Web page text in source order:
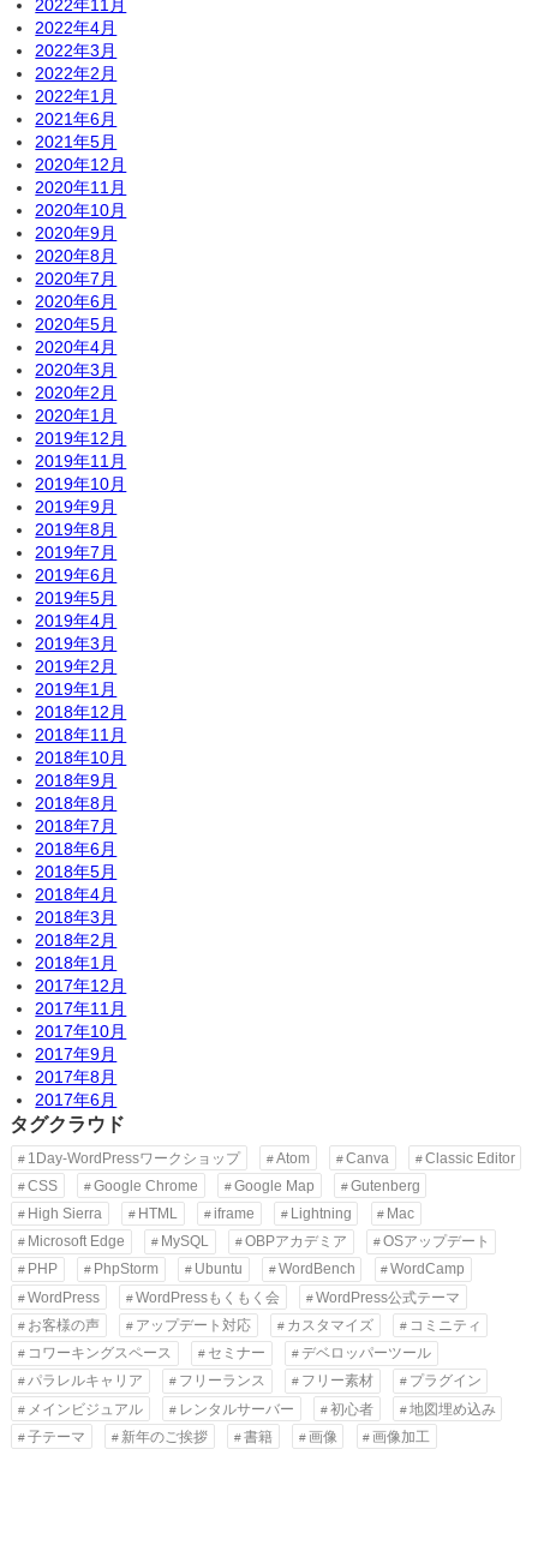
2022年11月
2022年4月
2022年3月
2022年2月
2022年1月
2021年6月
2021年5月
2020年12月
2020年11月
2020年10月
2020年9月
2020年8月
2020年7月
2020年6月
2020年5月
2020年4月
2020年3月
2020年2月
2020年1月
2019年12月
2019年11月
2019年10月
2019年9月
2019年8月
2019年7月
2019年6月
2019年5月
2019年4月
2019年3月
2019年2月
2019年1月
2018年12月
2018年11月
2018年10月
2018年9月
2018年8月
2018年7月
2018年6月
2018年5月
2018年4月
2018年3月
2018年2月
2018年1月
2017年12月
2017年11月
2017年10月
2017年9月
2017年8月
2017年6月
タグクラウド
1Day-WordPressワークショップ Atom Canva
Classic Editor
CSS
Google Chrome Google Map
Gutenberg
High Sierra
HTML iframe Lightning
Mac
Microsoft Edge
MySQL OBPアカデミア
OSアップデート
PHP
PhpStorm Ubuntu WordBench
WordCamp
WordPress
WordPressもくもく会
WordPress公式テーマ
お客様の声
アップデート対応 カスタマイズ
コミニティ
コワーキングスペース
セミナー
デベロッパーツール
パラレルキャリア
フリーランス フリー素材
プラグイン
メインビジュアル
レンタルサーバー 初心者
地図埋め込み
子テーマ
新年のご挨拶 書籍 画像 画像加工